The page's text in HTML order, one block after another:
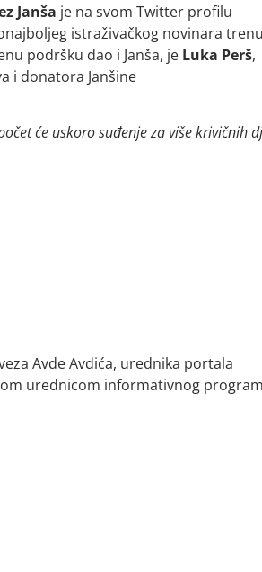
Janša je na svom Twitter profilu
istraživačkog novinara
podršku dao i Janša, je Luka Perš,
i donatora Janšine
će uskoro suđenje za više krivičnih
Avde Avdića, urednika portala
urednicom informativnog